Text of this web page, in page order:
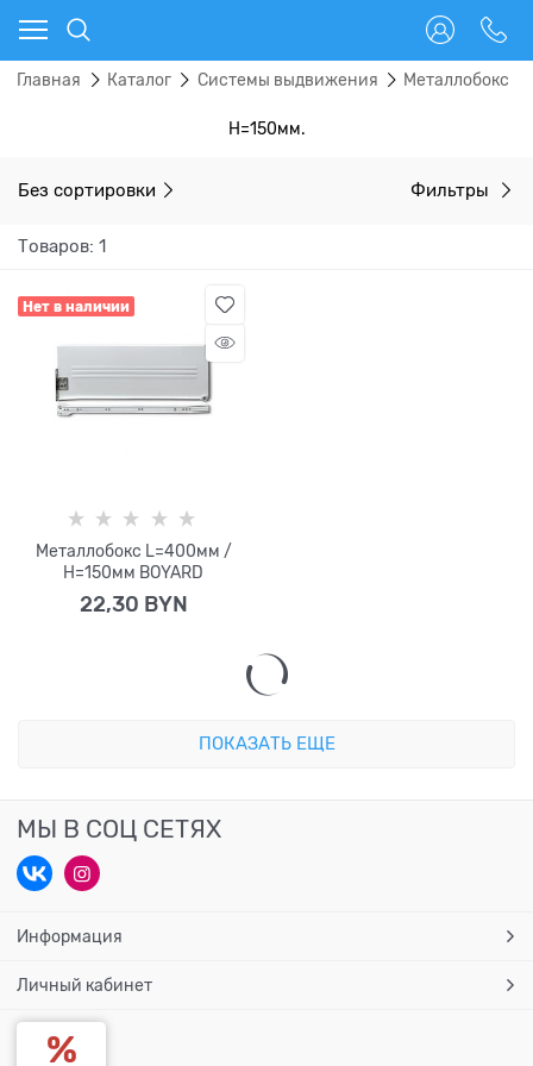
Главная Каталог Системы выдвижения Металлобокс
H=150мм.
Без сортировки Фильтры
Товаров: 1
Нет в наличии
Металлобокс L=400мм /
H=150мм BOYARD
22,30 BYN
ПОКАЗАТЬ ЕЩЕ
МЫ В СОЦ СЕТЯХ
Информация
Личный кабинет